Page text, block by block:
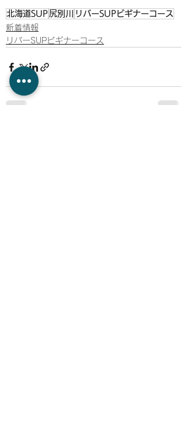
北海道SUP 尻別川
リバーSUPビギナーコース
新着情報
リバーSUPビギナーコース